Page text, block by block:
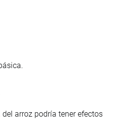
arroz podría tener efectos